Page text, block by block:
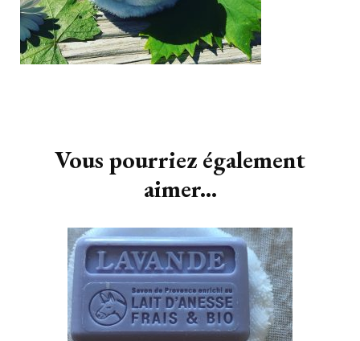
d'article
Vous pourriez également
aimer...